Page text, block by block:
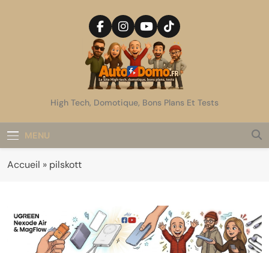
AutoDomo
High Tech, Domotique, Bons Plans Et Tests
MENU
Accueil » pilskott